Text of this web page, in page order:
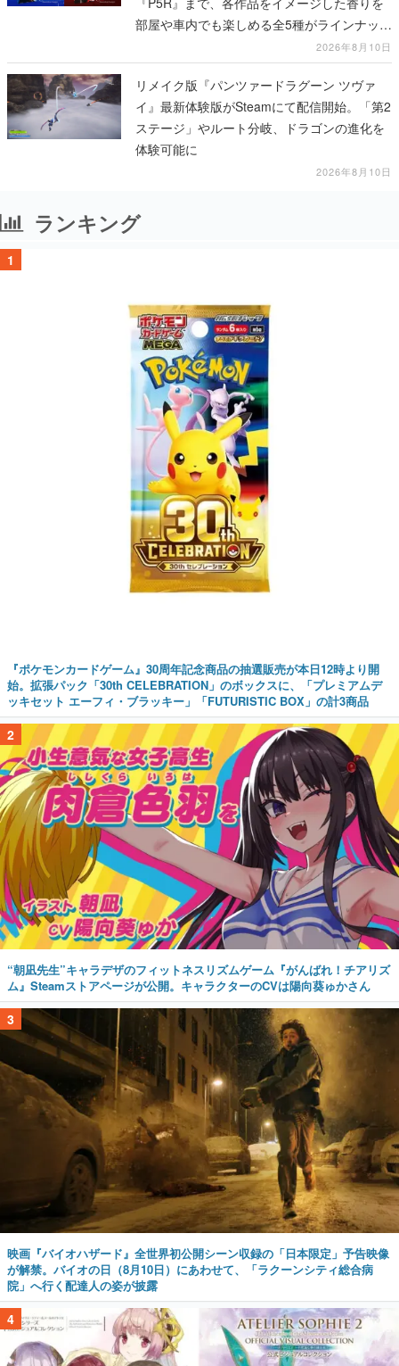
部屋や車内でも楽しめる全5種がラインナッ
プ、予約受付は8月17日12時より開始2026年8月10日
リメイク版『パンツァードラグーン ツヴァ
イ』最新体験版がSteamにて配信開始。「第2
ステージ」やルート分岐、ドラゴンの進化を
体験可能に
2026年8月10日
ランキング
1
『ポケモンカードゲーム』30周年記念商品の抽選販売が本日12時より開
始。拡張パック「30th CELEBRATION」のボックスに、「プレミアムデ
ッキセット エーフィ・ブラッキー」「FUTURISTIC BOX」の計3商品
2
“朝凪先生”キャラデザのフィットネスリズムゲーム『がんばれ！チアリズ
ム』Steamストアページが公開。キャラクターのCVは陽向葵ゅかさん
3
映画『バイオハザード』全世界初公開シーン収録の「日本限定」予告映像
が解禁。バイオの日（8月10日）にあわせて、「ラクーンシティ総合病
院」へ行く配達人の姿が披露
4